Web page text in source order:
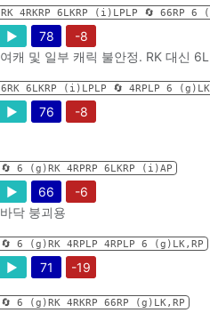
RK 4RKRP 6LKRP (i)LPLP 🔄️ 66RP 6
▶ 78
-8
여캐 및 일부 캐릭 불안정. RK 대신
6RK 6LKRP (i)LPLP 🔄️ 4RPLP 6
▶ 76 -8
🔄️ 6 (g)RK 4RPRP 6LKRP (i)AP
▶ 66
-6
바닥 붕괴용
🔄️ 6 (g)RK 4RPLP 4RPLP 6 (g)LK,RP
▶ 71 -19
🔄️ 6 (g)RK 4RKRP 66RP (g)LK,RP